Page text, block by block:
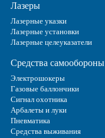
Лазеры
Лазерные указки
Лазерные установки
Лазерные целеуказатели
Средства самообороны
Электрошокеры
Газовые баллончики
Сигнал охотника
Арбалеты и луки
Пневматика
Средства выживания